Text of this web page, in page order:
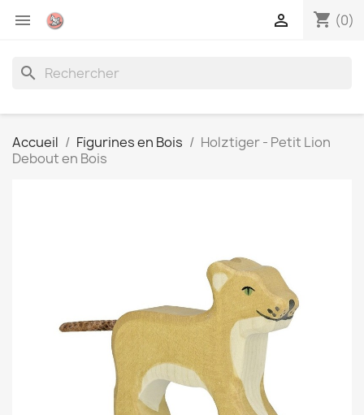
 shopping_cart (0)

search
Accueil Figurines en Bois
Holztiger - Petit Lion
Debout en Bois